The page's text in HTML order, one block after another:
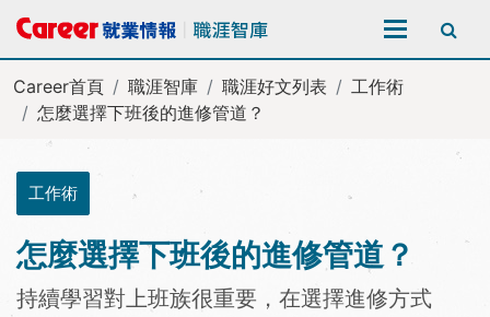
全站搜尋
Career首頁 職涯智庫 職涯好文列表
工作術
怎麼選擇下班後的進修管道？
工作術
怎麼選擇下班後的進修管道？
持續學習對上班族很重要，在選擇進修方式